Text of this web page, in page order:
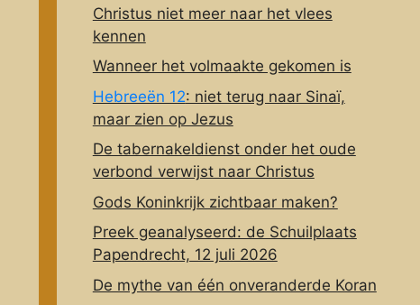
Christus niet meer naar het vlees
kennen
Wanneer het volmaakte gekomen is
Hebreeën 12: niet terug naar Sinaï,
maar zien op Jezus
De tabernakeldienst onder het oude
verbond verwijst naar Christus
Gods Koninkrijk zichtbaar maken?
Preek geanalyseerd: de Schuilplaats
Papendrecht, 12 juli 2026
De mythe van één onveranderde Koran